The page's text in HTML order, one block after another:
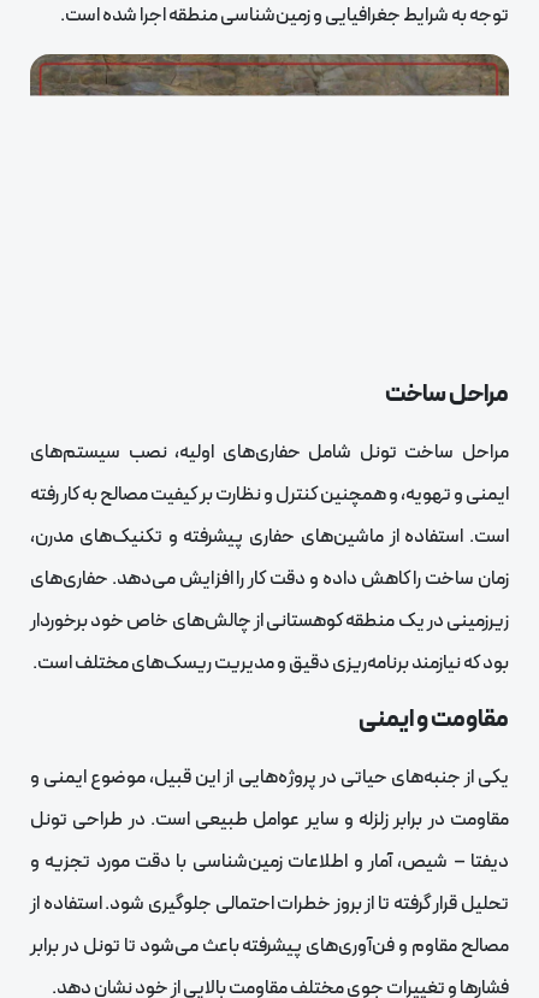
توجه به شرایط جغرافیایی و زمین‌شناسی منطقه اجرا شده است.
مراحل ساخت
مراحل ساخت تونل شامل حفاری‌های اولیه، نصب سیستم‌های
ایمنی و تهویه، و همچنین کنترل و نظارت بر کیفیت مصالح به کار رفته
است. استفاده از ماشین‌های حفاری پیشرفته و تکنیک‌های مدرن،
زمان ساخت را کاهش داده و دقت کار را افزایش می‌دهد. حفاری‌های
زیرزمینی در یک منطقه کوهستانی از چالش‌های خاص خود برخوردار
بود که نیازمند برنامه‌ریزی دقیق و مدیریت ریسک‌های مختلف است.
مقاومت و ایمنی
یکی از جنبه‌های حیاتی در پروژه‌هایی از این قبیل، موضوع ایمنی و
مقاومت در برابر زلزله و سایر عوامل طبیعی است. در طراحی تونل
دیفتا – شیص، آمار و اطلاعات زمین‌شناسی با دقت مورد تجزیه و
تحلیل قرار گرفته تا از بروز خطرات احتمالی جلوگیری شود. استفاده از
مصالح مقاوم و فن‌آوری‌های پیشرفته باعث می‌شود تا تونل در برابر
فشارها و تغییرات جوی مختلف مقاومت بالایی از خود نشان دهد.